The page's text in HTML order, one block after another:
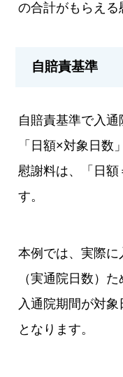
の合計がもらえる
自賠責基準
自賠責基準で入通
「日額×対象日数
慰謝料は、「日額
す。
本例では、実際
（実通院日数）
入通院期間が対
となります。